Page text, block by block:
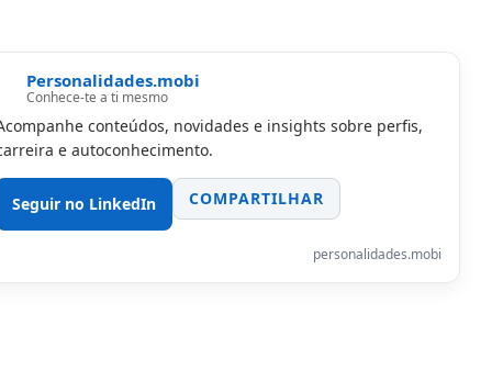
Personalidades.mobi
Conhece-te a ti mesmo
conteúdos, novidades e insights sobre perfis,
e autoconhecimento.
Seguir no LinkedIn COMPARTILHAR
personalidades.mobi